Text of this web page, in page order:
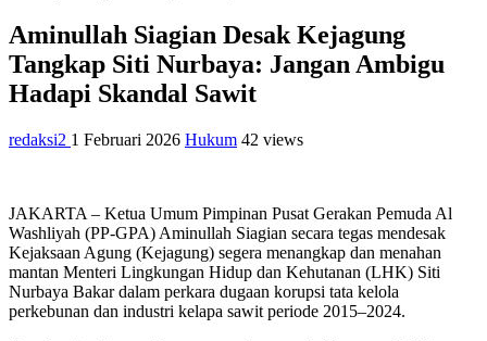
Aminullah Siagian Desak Kejagung
Tangkap Siti Nurbaya: Jangan Ambigu
Hadapi Skandal Sawit
redaksi2 1 Februari 2026 Hukum 42 views
JAKARTA – Ketua Umum Pimpinan Pusat Gerakan Pemuda Al
Washliyah (PP-GPA) Aminullah Siagian secara tegas mendesak
Kejaksaan Agung (Kejagung) segera menangkap dan menahan
mantan Menteri Lingkungan Hidup dan Kehutanan (LHK) Siti
Nurbaya Bakar dalam perkara dugaan korupsi tata kelola
perkebunan dan industri kelapa sawit periode 2015–2024.